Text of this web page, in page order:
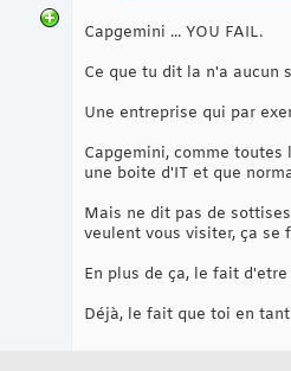
Capgemini ... YOU FAIL.
Ce que tu dit la n'a aucun
Une entreprise qui par
Capgemini, comme
une boite d'IT et que
Mais ne dit pas de
veulent vous visiter, ça se
En plus de ça, le fait
Déjà, le fait que toi en